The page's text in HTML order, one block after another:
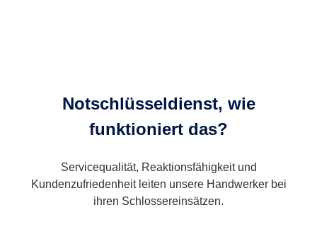
Notschlüsseldienst, wie
funktioniert das?
Servicequalität, Reaktionsfähigkeit und
Kundenzufriedenheit leiten unsere Handwerker bei
ihren Schlossereinsätzen.